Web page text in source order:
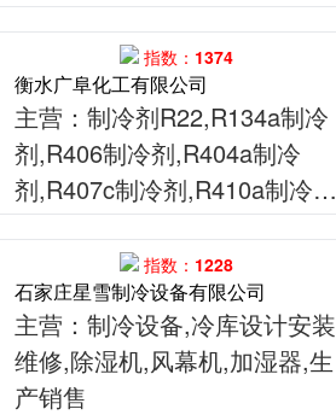
指数：1374
衡水广阜化工有限公司
主营 ：制冷剂R22,R134a制冷
剂,R406制冷剂,R404a制冷
剂,R407c制冷剂,R410a制冷
剂,R142b制冷剂,东岳制冷剂,
梅兰制冷剂北方区域总代,巨化
制冷剂,华安制冷剂,冷媒,氟利
昂
指数：1228
石家庄星雪制冷设备有限公司
主营 ：制冷设备,冷库设计安装
维修,除湿机,风幕机,加湿器,生
产销售